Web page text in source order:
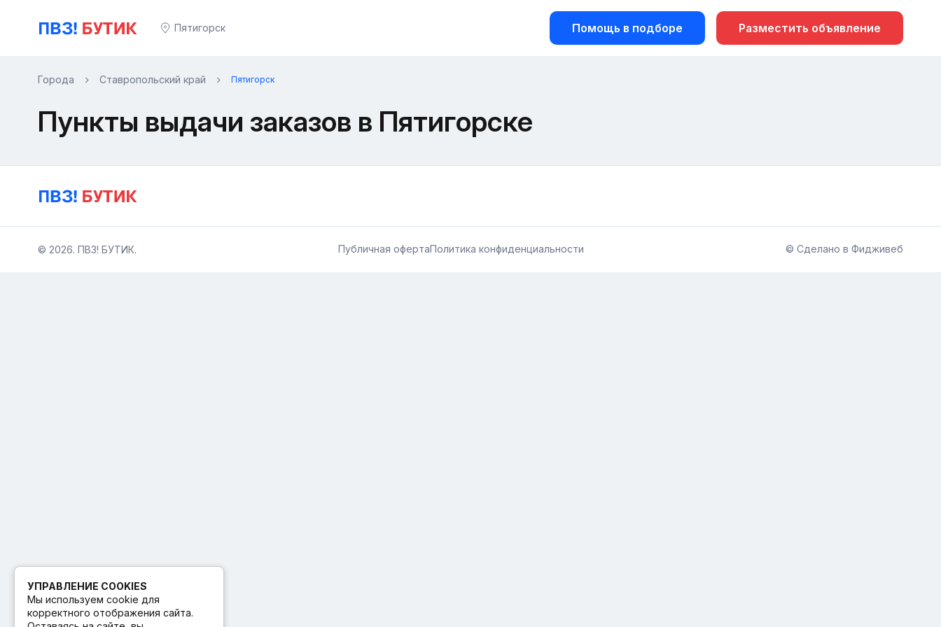
Пятигорск Помощь в подборе Разместить объявление
Города Ставропольский край Пятигорск
Пункты выдачи заказов в Пятигорске
© 2026. ПВЗ! БУТИК. Публичная офертаПолитика конфиденциальности © Сделано в Фидживеб
УПРАВЛЕНИЕ COOKIES
Мы используем cookie для
корректного отображения сайта.